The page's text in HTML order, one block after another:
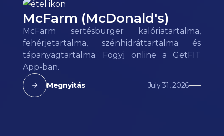
McFarm (McDonald's)
McFarm sertésburger kalóriatartalma,
fehérjetartalma, szénhidráttartalma és
tápanyagtartalma. Fogyj online a GetFIT
App-ban.
Megnyitás July 31, 2026